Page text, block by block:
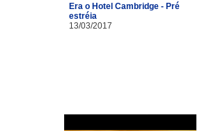
Era o Hotel Cambridge - Pré
estréia
13/03/2017